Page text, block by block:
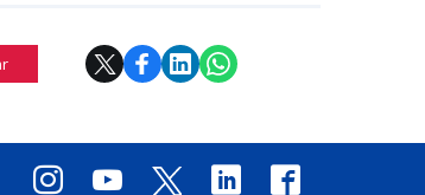
Copiar